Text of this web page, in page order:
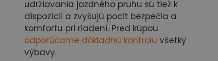
udržiavania jazdného pruhu sú tiež k
dispozícii a zvyšujú pocit bezpečia a
komfortu pri riadení. Pred kúpou
odporúčame dôkladnú kontrolu všetky
výbavy.